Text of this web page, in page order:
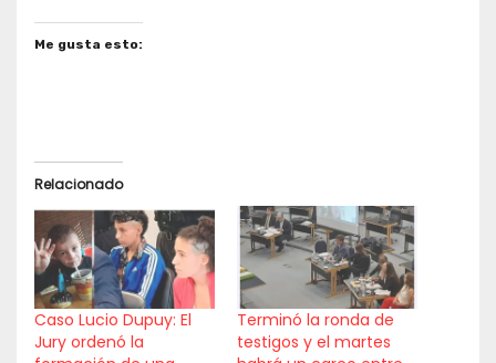
Me gusta esto:
Relacionado
Caso Lucio Dupuy: El
Jury ordenó la
Terminó la ronda de
testigos y el martes